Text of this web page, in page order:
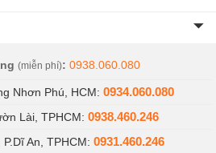
(miễn phí): 0938.060.080
Nhơn Phú, HCM: 0934.060.080
Lài, TPHCM: 0938.460.246
An, TPHCM: 0931.460.246